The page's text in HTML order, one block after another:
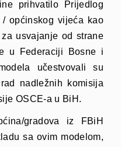
prihvatilo Prijedlog
općinskog vijeća kao
usvajanje od strane
u Federaciji Bosne i
učestvovali su
nadležnih komisija
OSCE-a u BiH.
gradova iz FBiH
sa ovim modelom,